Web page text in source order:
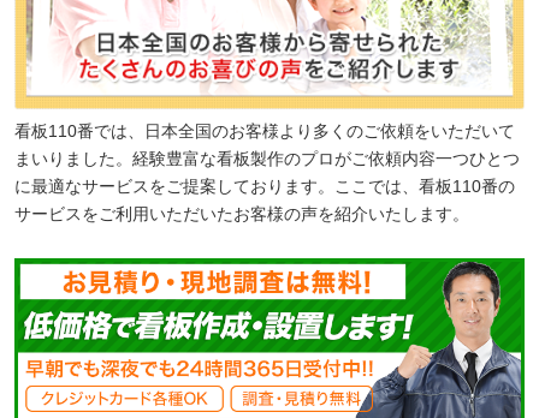
看板110番では、日本全国のお客様より多くのご依頼をいただいて
まいりました。経験豊富な看板製作のプロがご依頼内容一つひとつ
に最適なサービスをご提案しております。ここでは、看板110番の
サービスをご利用いただいたお客様の声を紹介いたします。